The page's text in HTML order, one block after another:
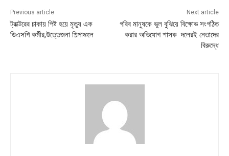
Previous article
ট্রাক্টরের চাকায় পিষ্ট হয়ে মৃত্যু এক
ডিএসপি কর্মীর,উত্তেজনা শিল্পাঞ্চলে
Next article
গরিব মানুষকে ভুল বুঝিয়ে বিক্ষোভ সংগঠিত
করার অভিযোগ শাসক দলেরই নেতাদের
বিরুদ্ধে